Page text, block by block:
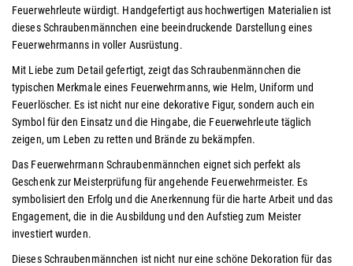
Feuerwehrleute würdigt. Handgefertigt aus hochwertigen Materialien ist
dieses Schraubenmännchen eine beeindruckende Darstellung eines
Feuerwehrmanns in voller Ausrüstung.
Mit Liebe zum Detail gefertigt, zeigt das Schraubenmännchen die
typischen Merkmale eines Feuerwehrmanns, wie Helm, Uniform und
Feuerlöscher. Es ist nicht nur eine dekorative Figur, sondern auch ein
Symbol für den Einsatz und die Hingabe, die Feuerwehrleute täglich
zeigen, um Leben zu retten und Brände zu bekämpfen.
Das Feuerwehrmann Schraubenmännchen eignet sich perfekt als
Geschenk zur Meisterprüfung für angehende Feuerwehrmeister. Es
symbolisiert den Erfolg und die Anerkennung für die harte Arbeit und das
Engagement, die in die Ausbildung und den Aufstieg zum Meister
investiert wurden.
Dieses Schraubenmännchen ist nicht nur eine schöne Dekoration für das